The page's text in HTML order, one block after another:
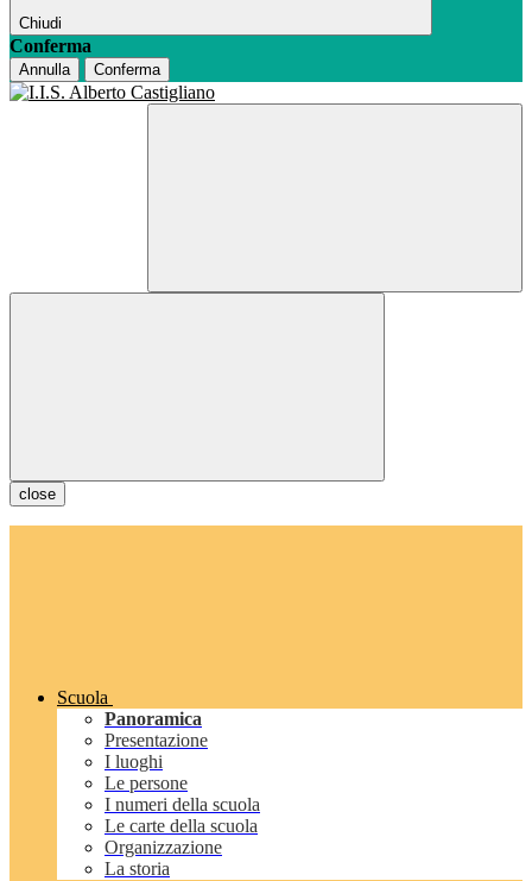
Chiudi
Conferma
Annulla Conferma
close
Scuola
Panoramica
Presentazione
I luoghi
Le persone
I numeri della scuola
Le carte della scuola
Organizzazione
La storia